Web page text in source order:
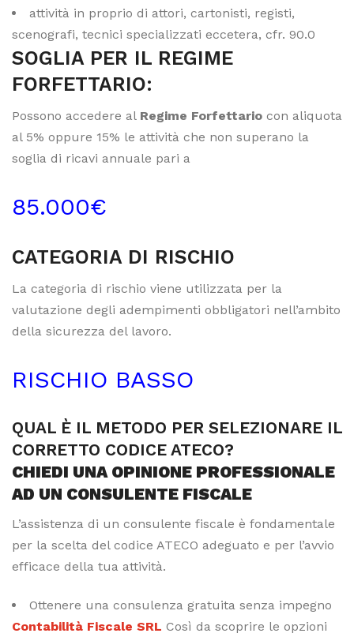
attività in proprio di attori, cartonisti, registi,
scenografi, tecnici specializzati eccetera, cfr. 90.0
SOGLIA PER IL REGIME
FORFETTARIO:
Possono accedere al Regime Forfettario con aliquota
al 5% oppure 15% le attività che non superano la
soglia di ricavi annuale pari a
85.000€
CATEGORIA DI RISCHIO
La categoria di rischio viene utilizzata per la
valutazione degli adempimenti obbligatori nell’ambito
della sicurezza del lavoro.
RISCHIO BASSO
QUAL È IL METODO PER SELEZIONARE IL
CORRETTO CODICE ATECO?
CHIEDI UNA OPINIONE PROFESSIONALE
AD UN CONSULENTE FISCALE
L’assistenza di un consulente fiscale è fondamentale
per la scelta del codice ATECO adeguato e per l’avvio
efficace della tua attività.
Ottenere una consulenza gratuita senza impegno
Contabilità Fiscale SRL Così da scoprire le opzioni